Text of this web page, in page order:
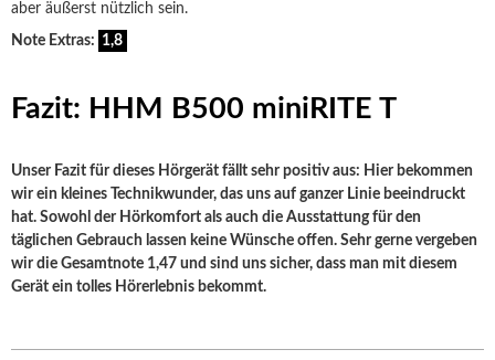
aber äußerst nützlich sein.
Note Extras: 1,8
Fazit: HHM B500 miniRITE T
Unser Fazit für dieses Hörgerät fällt sehr positiv aus: Hier bekommen
wir ein kleines Technikwunder, das uns auf ganzer Linie beeindruckt
hat. Sowohl der Hörkomfort als auch die Ausstattung für den
täglichen Gebrauch lassen keine Wünsche offen. Sehr gerne vergeben
wir die Gesamtnote 1,47 und sind uns sicher, dass man mit diesem
Gerät ein tolles Hörerlebnis bekommt.